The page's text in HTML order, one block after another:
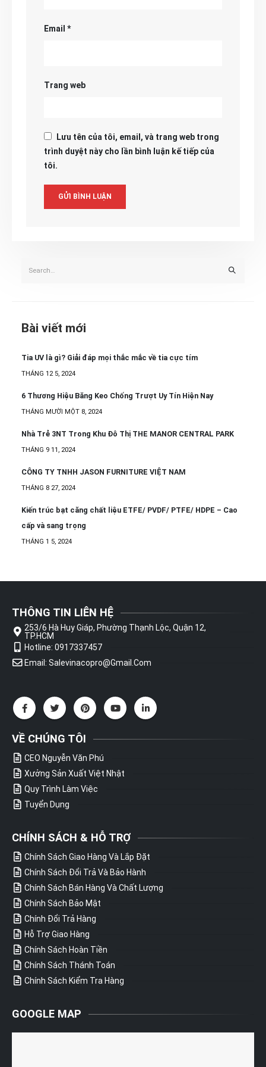
Email *
Trang web
Lưu tên của tôi, email, và trang web trong
trình duyệt này cho lần bình luận kế tiếp của
tôi.
Bài viết mới
Tia UV là gì? Giải đáp mọi thắc mắc về tia cực tím
THÁNG 12 5, 2024
6 Thương Hiệu Băng Keo Chống Trượt Uy Tín Hiện Nay
THÁNG MƯỜI MỘT 8, 2024
Nhà Trẻ 3NT Trong Khu Đô Thị THE MANOR CENTRAL PARK
THÁNG 9 11, 2024
CÔNG TY TNHH JASON FURNITURE VIỆT NAM
THÁNG 8 27, 2024
Kiến trúc bạt căng chất liệu ETFE/ PVDF/ PTFE/ HDPE – Cao
cấp và sang trọng
THÁNG 1 5, 2024
THÔNG TIN LIÊN HỆ
253/6 Hà Huy Giáp, Phường Thạnh Lộc, Quận 12,
TP.HCM
Hotline: 0917337457
Email: Salevinacopro@gmail.com
VỀ CHÚNG TÔI
CEO Nguyễn Văn Phú
Xưởng Sản Xuất Việt Nhật
Quy Trình Làm Việc
Tuyển Dụng
CHÍNH SÁCH & HỖ TRỢ
Chính Sách Giao Hàng Và Lắp Đặt
Chính Sách Đổi Trả Và Bảo Hành
Chính Sách Bán Hàng Và Chất Lượng
Chính Sách Bảo Mật
Chính Đổi Trả Hàng
Hỗ Trợ Giao Hàng
Chính Sách Hoàn Tiền
Chính Sách Thánh Toán
Chính Sách Kiểm Tra Hàng
GOOGLE MAP